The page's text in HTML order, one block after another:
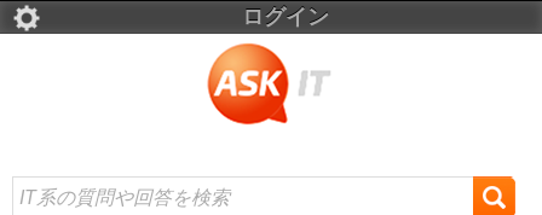
ログイン